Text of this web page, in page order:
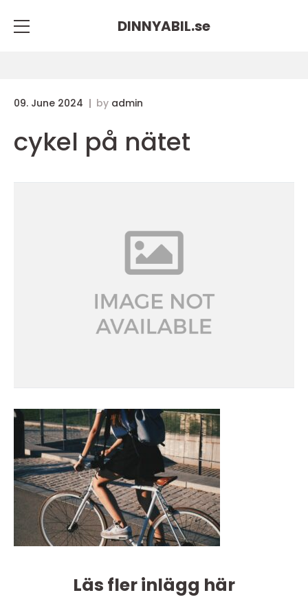
DINNYABIL.se
09. June 2024 by admin
cykel på nätet
Läs fler inlägg här